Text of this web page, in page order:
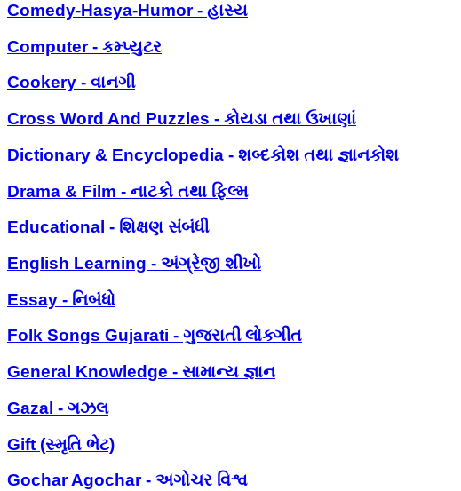
Comedy-Hasya-Humor - હાસ્ય
Computer - કમ્પ્યુટર
Cookery - વાનગી
Cross Word And Puzzles - કોયડા તથા ઉખાણાં
Dictionary & Encyclopedia - શબ્દકોશ તથા જ્ઞાનકોશ
Drama & Film - નાટકો તથા ફિલ્મ
Educational - શિક્ષણ સંબંધી
English Learning - અંગ્રેજી શીખો
Essay - નિબંધો
Folk Songs Gujarati - ગુજરાતી લોકગીત
General Knowledge - સામાન્ય જ્ઞાન
Gazal - ગઝલ
Gift (સ્મૃતિ ભેટ)
Gochar Agochar - અગોચર વિશ્વ